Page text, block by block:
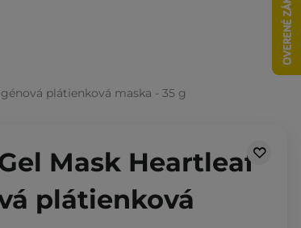
plátienková maska - 35 g
Mask Heartleaf
plátienková